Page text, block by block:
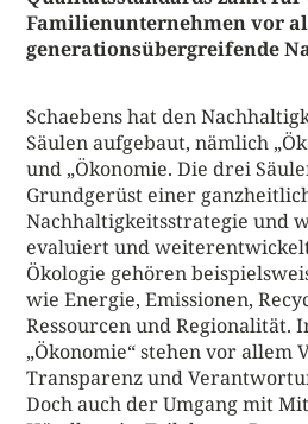
Familienunternehmen vor
generationsübergreifende
Schaebens hat den
Säulen aufgebaut, nämlich
und „Ökonomie. Die drei
Grundgerüst einer
Nachhaltigkeitsstrategie und
evaluiert und
Ökologie gehören
wie Energie, Emissionen,
Ressourcen und Regionalität.
„Ökonomie“ stehen vor allem
Transparenz und
Doch auch der Umgang mit